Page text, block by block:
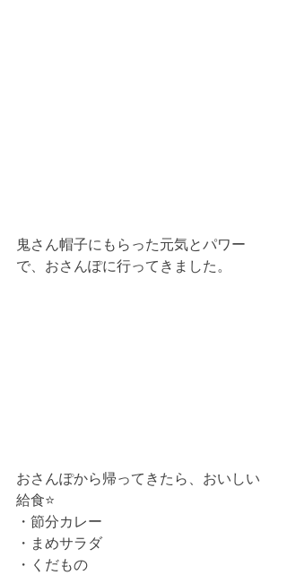
鬼さん帽子にもらった元気とパワー
で、おさんぽに行ってきました。
おさんぽから帰ってきたら、おいしい
給食⭐
・節分カレー
・まめサラダ
・くだもの